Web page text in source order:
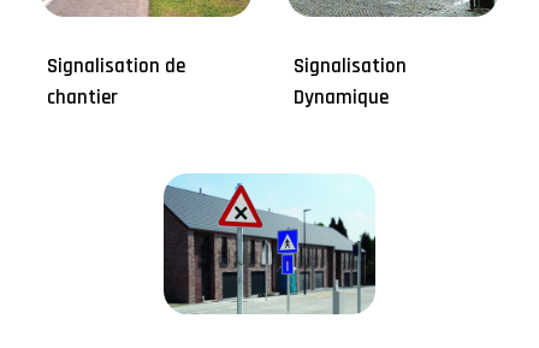
Signalisation de
chantier
Signalisation
Dynamique